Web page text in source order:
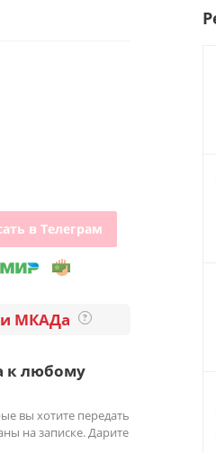
в Телеграм
МКАДа ?
к любому
вы хотите передать
на записке. Дарите